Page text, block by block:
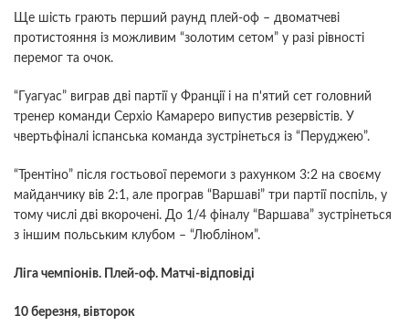
Ще шість грають перший раунд плей-оф – двоматчеві
протистояння із можливим “золотим сетом” у разі рівності
перемог та очок.
“Гуагуас” виграв дві партії у Франції і на п'ятий сет головний
тренер команди Серхіо Камареро випустив резервістів. У
чвертьфіналі іспанська команда зустрінеться із “Перуджею”.
“Трентіно” після гостьової перемоги з рахунком 3:2 на своєму
майданчику вів 2:1, але програв “Варшаві” три партії поспіль, у
тому числі дві вкорочені. До 1/4 фіналу “Варшава” зустрінеться
з іншим польським клубом – “Любліном”.
Ліга чемпіонів. Плей-оф. Матчі-відповіді
10 березня, вівторок